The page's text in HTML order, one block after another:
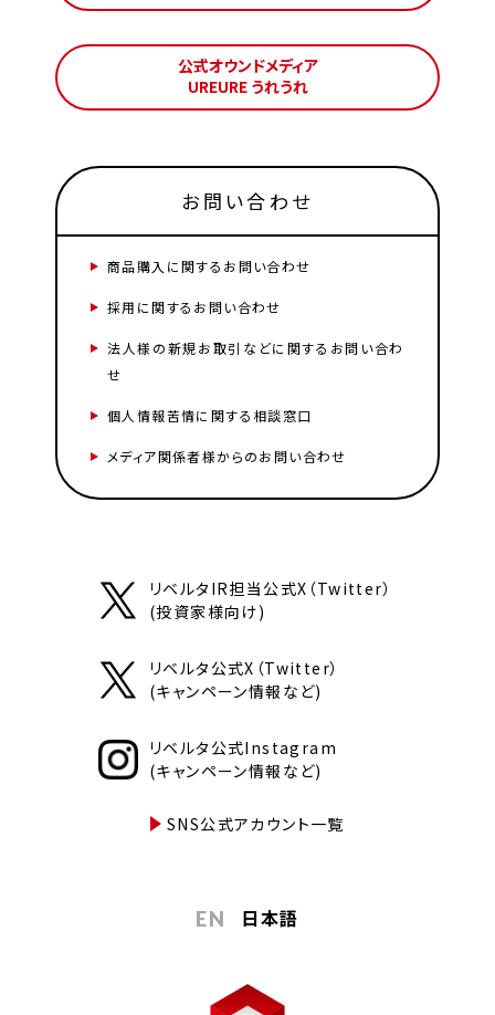
公式オウンドメディア
UREURE うれうれ
お問い合わせ
商品購入に関するお問い合わせ
採用に関するお問い合わせ
法人様の新規お取引などに関するお問い合わ
せ
個人情報苦情に関する相談窓口
メディア関係者様からのお問い合わせ
リベルタIR担当公式X（Twitter）
(投資家様向け)
リベルタ公式X（Twitter）
(キャンペーン情報など)
リベルタ公式Instagram
(キャンペーン情報など)
SNS公式アカウント一覧
EN 日本語